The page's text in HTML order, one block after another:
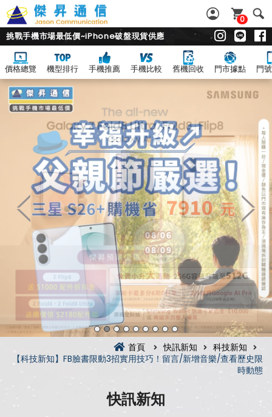
0
挑戰手機市場最低價~iPhone破盤現貨供應
價格總覽 機型排行 手機推薦 手機比較 舊機回收 門市據點 門
首頁 快訊新知
科技新知
【科技新知】FB臉書限動3招實用技巧！留言/新增音樂/查看歷史限
時動態
快訊新知